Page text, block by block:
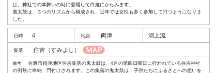
は、神社での本舞いの時に登場して白鬼にからみます。
裏太鼓は、３つのリズムから構成され、近年では女性も多く参加して打つようになりま
した。
潟上流
4 両津
住吉（すみよし）
佐渡市両津地区住吉集落の鬼太鼓は、4月の第四日曜日に行われている住吉神社
の例祭に奉納、門付けされます。この集落の鬼太鼓は、子供たちにふるさとへの想いを